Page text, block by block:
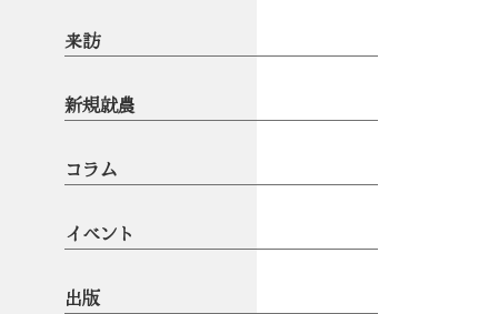
来訪
新規就農
コラム
イベント
出版